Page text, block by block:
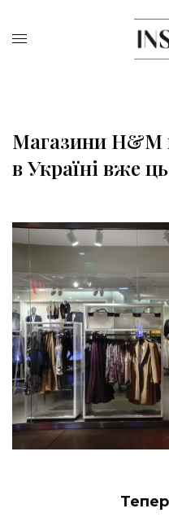
Магазини H&M
в Україні вже